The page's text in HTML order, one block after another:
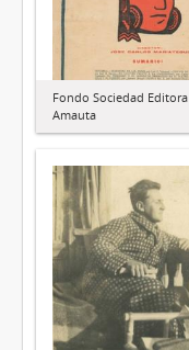
Fondo Sociedad Editora
Amauta